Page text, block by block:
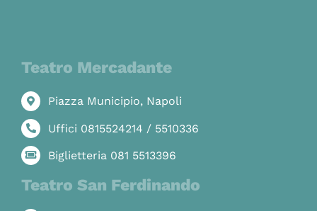
Teatro Mercadante
Piazza Municipio, Napoli
Uffici 0815524214 / 5510336
Biglietteria 081 5513396
Teatro San Ferdinando